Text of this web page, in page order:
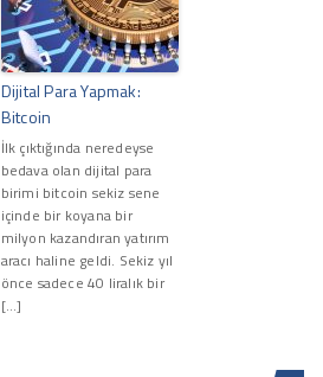
Dijital Para Yapmak:
Bitcoin
İlk çıktığında neredeyse
bedava olan dijital para
birimi bitcoin sekiz sene
içinde bir koyana bir
milyon kazandıran yatırım
aracı haline geldi. Sekiz yıl
önce sadece 40 liralık bir
[…]